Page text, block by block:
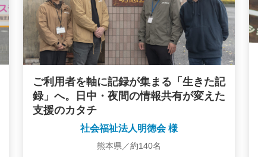
ご利用者を軸に記録が集まる「生きた記
録」へ。日中・夜間の情報共有が変えた
支援のカタチ
社会福祉法人明徳会 様
熊本県／約140名